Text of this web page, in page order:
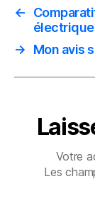
←
→
Mon avis
Votre
Les